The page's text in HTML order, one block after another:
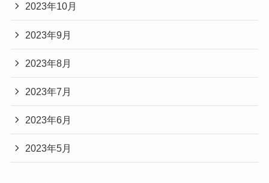
2023年10月
2023年9月
2023年8月
2023年7月
2023年6月
2023年5月